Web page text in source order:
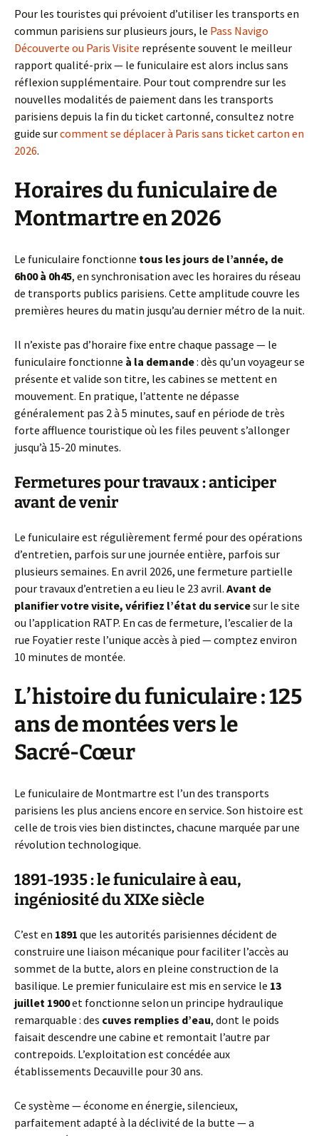
Pour les touristes qui prévoient d’utiliser les transports en
commun parisiens sur plusieurs jours, le Pass Navigo
Découverte ou Paris Visite représente souvent le meilleur
rapport qualité-prix — le funiculaire est alors inclus sans
réflexion supplémentaire. Pour tout comprendre sur les
nouvelles modalités de paiement dans les transports
parisiens depuis la fin du ticket cartonné, consultez notre
guide surcomment se déplacer à Paris sans ticket carton en
2026.
Horaires du funiculaire de
Montmartre en 2026
Le funiculaire fonctionne tous les jours de l’année, de
6h00 à 0h45, en synchronisation avec les horaires du réseau
de transports publics parisiens. Cette amplitude couvre les
premières heures du matin jusqu’au dernier métro de la nuit.
Il n’existe pas d’horaire fixe entre chaque passage — le
funiculaire fonctionne à la demande: dès qu’un voyageur se
présente et valide son titre, les cabines se mettent en
mouvement. En pratique, l’attente ne dépasse
généralement pas 2 à 5 minutes, sauf en période de très
forte affluence touristique où les files peuvent s’allonger
jusqu’à 15-20 minutes.
Fermetures pour travaux : anticiper
avant de venir
Le funiculaire est régulièrement fermé pour des opérations
d’entretien, parfois sur une journée entière, parfois sur
plusieurs semaines. En avril 2026, une fermeture partielle
pour travaux d’entretien a eu lieu le 23 avril. Avant de
planifier votre visite, vérifiez l’état du servicesur le site
ou l’application RATP. En cas de fermeture, l’escalier de la
rue Foyatier reste l’unique accès à pied — comptez environ
10 minutes de montée.
L’histoire du funiculaire : 125
ans de montées vers le
Sacré-Cœur
Le funiculaire de Montmartre est l’un des transports
parisiens les plus anciens encore en service. Son histoire est
celle de trois vies bien distinctes, chacune marquée par une
révolution technologique.
1891-1935 : le funiculaire à eau,
ingéniosité du XIXe siècle
C’est en 1891 que les autorités parisiennes décident de
construire une liaison mécanique pour faciliter l’accès au
sommet de la butte, alors en pleine construction de la
basilique. Le premier funiculaire est mis en service le 13
juillet 1900et fonctionne selon un principe hydraulique
remarquable : des cuves remplies d’eau, dont le poids
faisait descendre une cabine et remontait l’autre par
contrepoids. L’exploitation est concédée aux
établissements Decauville pour 30 ans.
Ce système — économe en énergie, silencieux,
parfaitement adapté à la déclivité de la butte — a